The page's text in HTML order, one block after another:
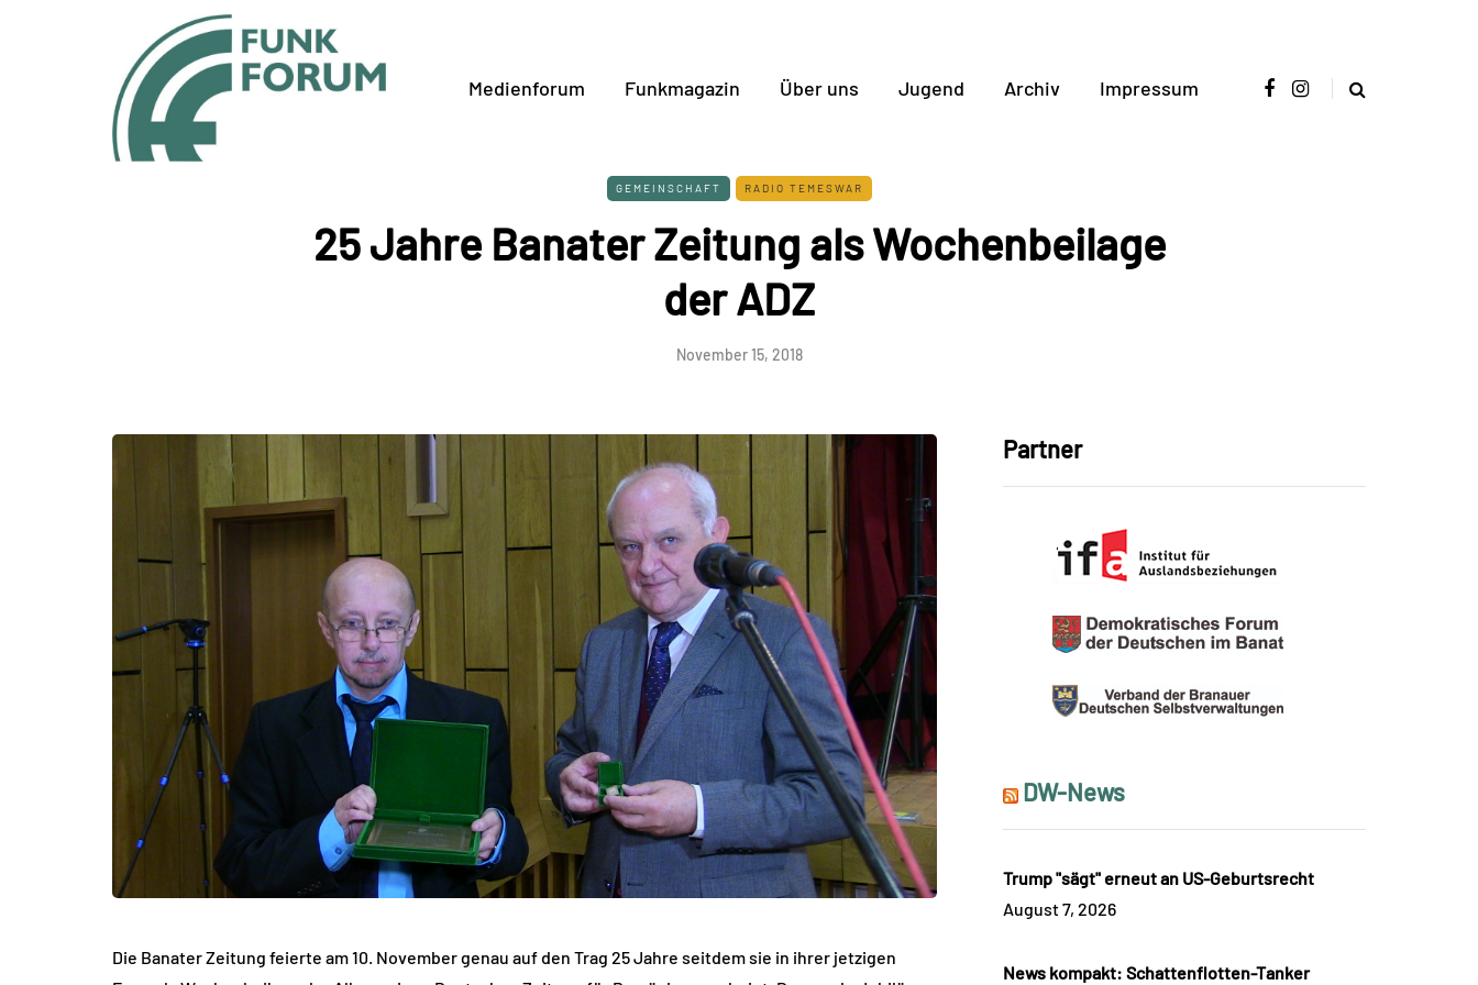
Medienforum Funkmagazin Über uns Jugend Archiv Impressum
GEMEINSCHAFT RADIO TEMESWAR
25 Jahre Banater Zeitung als Wochenbeilage
der ADZ
November 15, 2018
Die Banater Zeitung feierte am 10. November genau auf den Trag 25 Jahre seitdem sie in ihrer jetzigen
Partner
DW-News
Trump "sägt" erneut an US-Geburtsrecht
August 7, 2026
News kompakt: Schattenflotten-Tanker